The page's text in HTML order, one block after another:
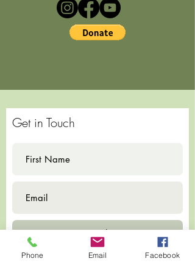
Get in Touch
Submit
Phone Email Facebook